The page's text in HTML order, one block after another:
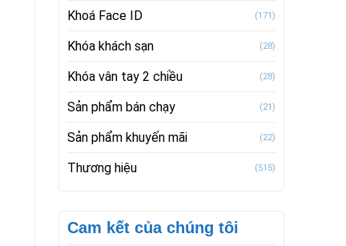
Khoá Face ID (171)
Khóa khách sạn (28)
Khóa vân tay 2 chiều (28)
Sản phẩm bán chạy (21)
Sản phẩm khuyến mãi (22)
Thương hiệu (515)
Cam kết của chúng tôi